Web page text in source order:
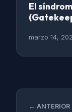
El
marzo 14,
← ANTERIOR